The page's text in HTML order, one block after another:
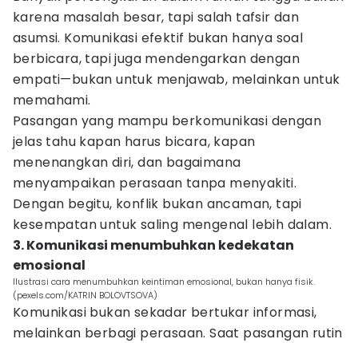
karena masalah besar, tapi salah tafsir dan
asumsi. Komunikasi efektif bukan hanya soal
berbicara, tapi juga mendengarkan dengan
empati—bukan untuk menjawab, melainkan untuk
memahami.
Pasangan yang mampu berkomunikasi dengan
jelas tahu kapan harus bicara, kapan
menenangkan diri, dan bagaimana
menyampaikan perasaan tanpa menyakiti.
Dengan begitu, konflik bukan ancaman, tapi
kesempatan untuk saling mengenal lebih dalam.
3. Komunikasi menumbuhkan kedekatan
emosional
Ilustrasi cara menumbuhkan keintiman emosional, bukan hanya fisik.
(pexels.com/KATRIN BOLOVTSOVA)
Komunikasi bukan sekadar bertukar informasi,
melainkan berbagi perasaan. Saat pasangan rutin